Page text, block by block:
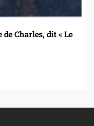
Charles, dit « Le